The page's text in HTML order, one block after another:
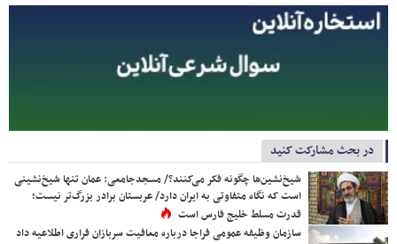
در بحث مشارکت کنید
شیخ‌نشین‌ها چگونه فکر می‌کنند؟/ مسجدجامعی: عمان تنها شیخ‌نشینی
است که نگاه متفاوتی به ایران دارد/ عربستان برادر بزرگ‌تر نیست؛
قدرت مسلط خلیج فارس است
سازمان وظیفه عمومی فراجا درباره معافیت سربازان فراری اطلاعیه داد